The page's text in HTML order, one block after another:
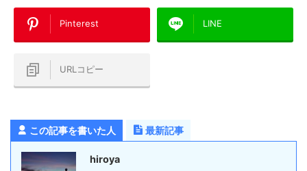
Pinterest LINE
URLコピー
この記事を書いた人 最新記事
hiroya